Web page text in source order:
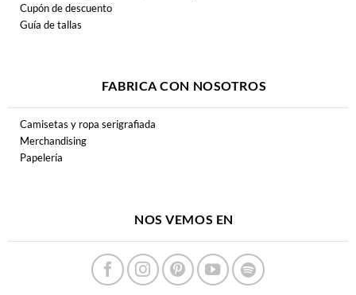
Cupón de descuento
Guía de tallas
FABRICA CON NOSOTROS
Camisetas y ropa serigrafiada
Merchandising
Papelería
NOS VEMOS EN